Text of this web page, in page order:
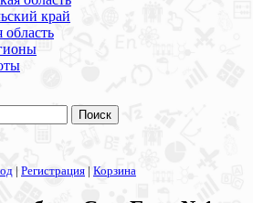
край
область
| Регистрация | Корзина